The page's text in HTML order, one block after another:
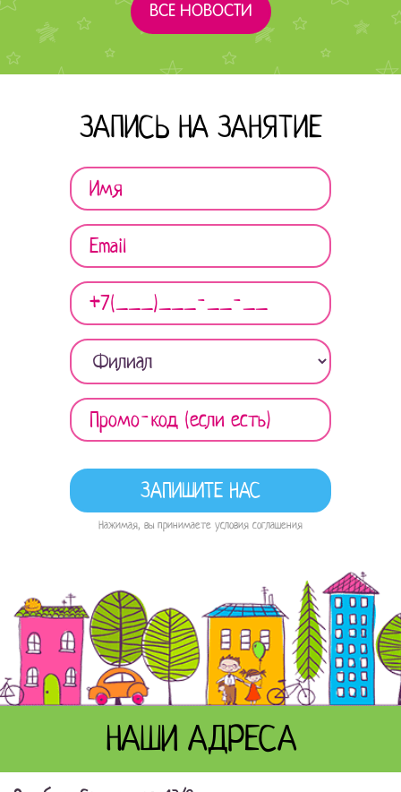
ВСЕ НОВОСТИ
ЗАПИСЬ НА ЗАНЯТИЕ
Нажимая, вы принимаете условия соглашения
НАШИ АДРЕСА